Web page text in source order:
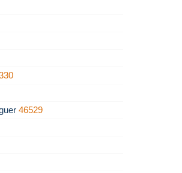
46529